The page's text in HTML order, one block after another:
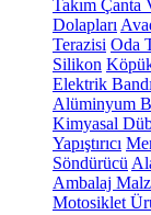
Takım Çanta
Dolapları
Terazisi Oda
Silikon
Elektrik Bandı
Alüminyum
Kimyasal
Yapıştırıcı
Söndürücü
Ambalaj
Motosiklet